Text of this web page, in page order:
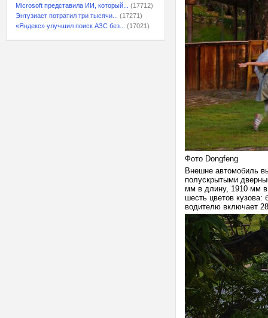
Microsoft представила ИИ, который...
(17712)
Энтузиаст потратил три тысячи...
(17271)
«Яндекс» улучшил поиск АЗС без...
(17021)
Фото Dongfeng
Внешне автомобиль
полускрытыми
мм в длину, 1910 мм в
шесть цветов
водителю включает